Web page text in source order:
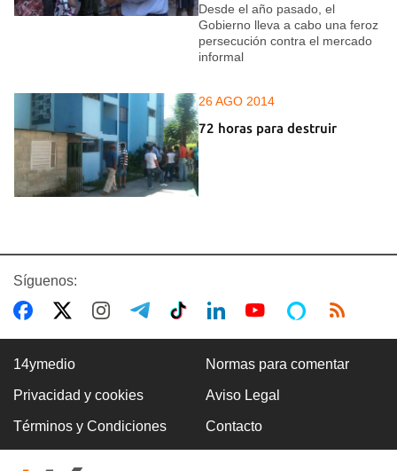
Desde el año pasado, el
Gobierno lleva a cabo una feroz
persecución contra el mercado
informal
26 AGO 2014
72 horas para destruir
Síguenos:
14ymedio Normas para comentar
Privacidad y cookies Aviso Legal
Términos y Condiciones Contacto